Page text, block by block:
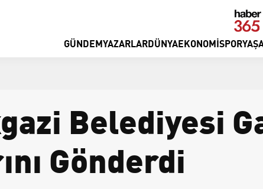
GÜNDEMYAZARLARDÜNYAEKONOMISPOR
Belediyesi
Gönderdi